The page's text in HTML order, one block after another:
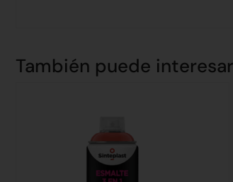
También puede